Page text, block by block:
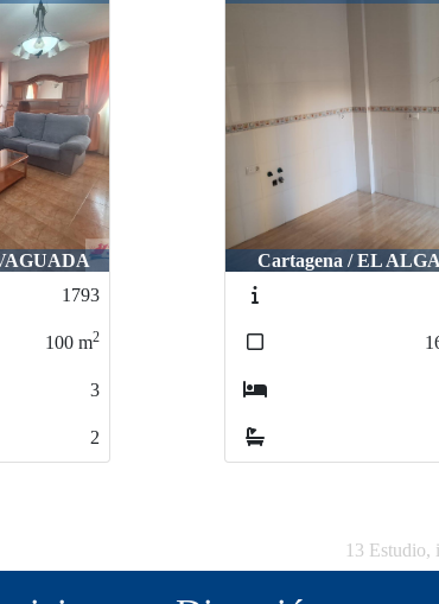
1793
100 m2
3
2
Cartagena / EL
13 Estudio,